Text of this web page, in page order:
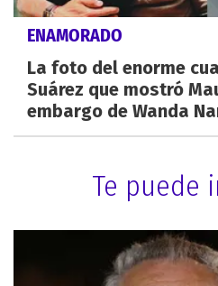
ENAMORADO
La foto del enorme
Suárez que mostró
embargo de Wanda
Te puede